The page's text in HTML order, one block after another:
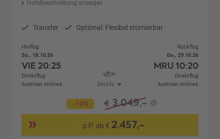
Hotelbeschreibung anzeigen
Transfer Optional: Flexibel stornierbar
Hinflug
So., 18.10.26
VIE 20:25
Direktflug
Austrian Airlines
Details
Rückflug
Do., 29.10.26
MRU 10:20
Direktflug
Austrian Airlines
-19% € 3.049,-
p.P. ab € 2.457,-